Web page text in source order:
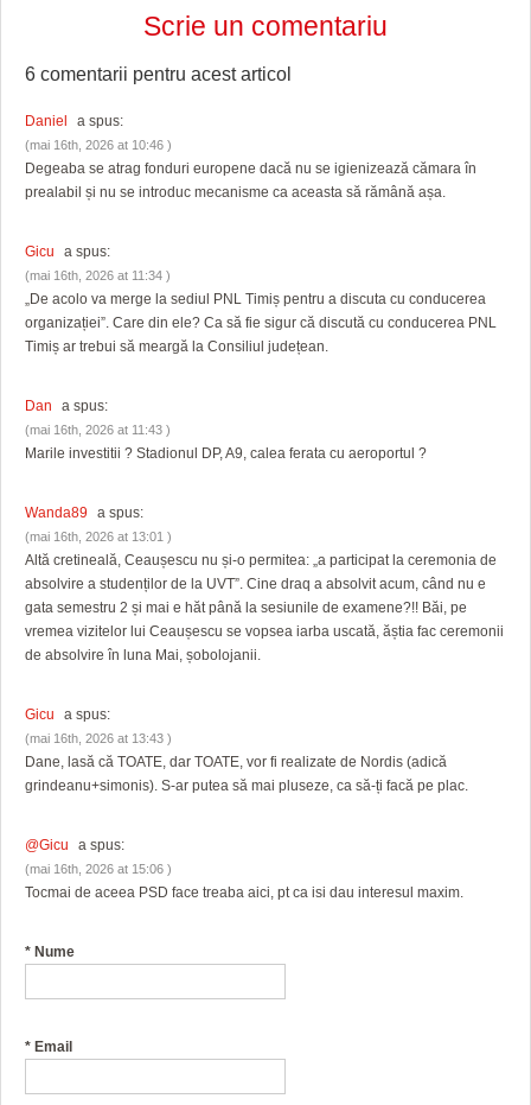
Scrie un comentariu
6 comentarii pentru acest articol
Daniel a spus:
(mai 16th, 2026 at 10:46 )
Degeaba se atrag fonduri europene dacă nu se igienizează cămara în
prealabil și nu se introduc mecanisme ca aceasta să rămână așa.
Gicu a spus:
(mai 16th, 2026 at 11:34 )
„De acolo va merge la sediul PNL Timiș pentru a discuta cu conducerea
organizației”. Care din ele? Ca să fie sigur că discută cu conducerea PNL
Timiș ar trebui să meargă la Consiliul județean.
Dan a spus:
(mai 16th, 2026 at 11:43 )
Marile investitii ? Stadionul DP, A9, calea ferata cu aeroportul ?
Wanda89 a spus:
(mai 16th, 2026 at 13:01 )
Altă cretineală, Ceaușescu nu și-o permitea: „a participat la ceremonia de
absolvire a studenților de la UVT”. Cine draq a absolvit acum, când nu e
gata semestru 2 și mai e hăt până la sesiunile de examene?!! Băi, pe
vremea vizitelor lui Ceaușescu se vopsea iarba uscată, ăștia fac ceremonii
de absolvire în luna Mai, șobolojanii.
Gicu a spus:
(mai 16th, 2026 at 13:43 )
Dane, lasă că TOATE, dar TOATE, vor fi realizate de Nordis (adică
grindeanu+simonis). S-ar putea să mai pluseze, ca să-ți facă pe plac.
@Gicu a spus:
(mai 16th, 2026 at 15:06 )
Tocmai de aceea PSD face treaba aici, pt ca isi dau interesul maxim.
* Nume
* Email